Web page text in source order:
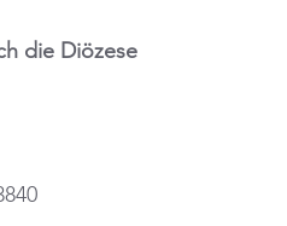
die Diözese